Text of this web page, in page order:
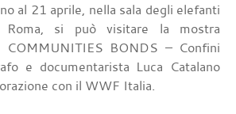
al 21 aprile, nella sala degli elefanti
si può visitare la mostra
COMMUNITIES BONDS – Confini
e documentarista Luca Catalano
con il WWF Italia.